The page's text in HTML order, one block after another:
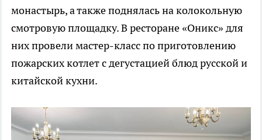
монастырь, а также поднялась на колокольную
смотровую площадку. В ресторане «Оникс» для
них провели мастер-класс по приготовлению
пожарских котлет с дегустацией блюд русской и
китайской кухни.